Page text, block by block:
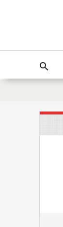
search